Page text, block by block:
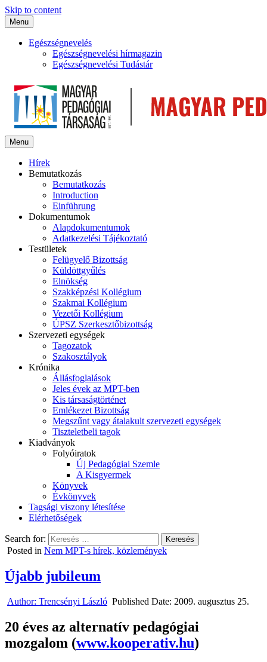
Skip to content
Menu
Egészségnevelés
Egészségnevelési hírmagazin
Egészségnevelési Tudástár
Menu
Hírek
Bemutatkozás
Bemutatkozás
Introduction
Einführung
Dokumentumok
Alapdokumentumok
Adatkezelési Tájékoztató
Testületek
Felügyelő Bizottság
Küldöttgyűlés
Elnökség
Szakképzési Kollégium
Szakmai Kollégium
Vezetői Kollégium
ÚPSZ Szerkesztőbizottság
Szervezeti egységek
Tagozatok
Szakosztályok
Krónika
Állásfoglalások
Jeles évek az MPT-ben
Kis társaságtörténet
Emlékezet Bizottság
Megszűnt vagy átalakult szervezeti egységek
Tiszteletbeli tagok
Kiadványok
Folyóiratok
Új Pedagógiai Szemle
A Kisgyermek
Könyvek
Évkönyvek
Tagsági viszony létesítése
Elérhetőségek
Search for:
Posted in Nem MPT-s hírek, közlemények
Újabb jubileum
Author: Trencsényi László Published Date: 2009. augusztus 25.
20 éves az alternatív pedagógiai
mozgalom (www.kooperativ.hu)